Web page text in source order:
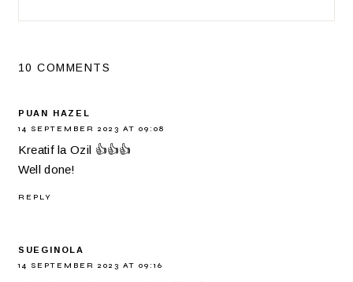
10 COMMENTS
PUAN HAZEL
14 SEPTEMBER 2023 AT 09:08
Kreatif la Ozil 👍👍👍
Well done!
REPLY
SUEGINOLA
14 SEPTEMBER 2023 AT 09:16